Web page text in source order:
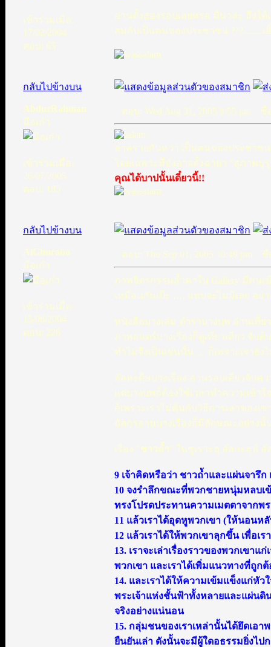
เข้าร่วมเมื่อ:
17/02/2004
ตอบ: 65
อ่านตั้งสองรอบเลยหรอ มิน่าล่ะ ถึงไ
สมกับเป็นคนของประชาชน ???........เ
กลับไปข้างบน
AbdurRahman
มือเก๋า
เข้าร่วมเมื่อ:
26/07/2005
ตอบ: 185
ตอบ: Wed Aug 31, 2005 9:55 pm ชื่
อ่าครายกันหว่า เป็นคนของประชาช
โดยเฉพาะที่บังอาจตั้งฉายา "สุภาพ
คุณได้บาปนั้นเดี๋ยวนี้!!
กลับไปข้างบน
AlGhuraba
มือเก๋า
เข้าร่วมเมื่อ:
15/06/2004
ตอบ: 226
ตอบ: Thu Sep 01, 2005 10:49 pm ชื่
ภาพจิตรกรรมล้ำค่าใน Gallery มีคน
เหมือนกันเป๊ะ …. แทบจะไม่มีเลย อย่
หนังสือบางเล่ม ตำราบางบท อ่านเที่ย
ภาพยนตร์บางเรื่องก็ดูเที่ยวเดียว จั
ทำไมจึงเป็นเช่นนั้น … ก็เพราะเรายัง
อัลหะดีษบางเรื่อง อ่านรอบเดียวจับคว
แต่บางบทก็ต้องใช้เวลาทำความเข้าใ
ก็เพราะเราไม่คุ้นกับวิธีการเล่าของเ
อัลกุรอานบางเรื่องก็มีลักษณะอย่างนั้
เรื่อง "ชาวถ้ำ" ในซูเราะฮฺ อัลกะฮฺฟ์ อั
9 เจ้าคิดหรือว่า ชาวถ้ำและแผ่นจารึ
10 จงรำลึกขณะที่พวกชายหนุ่มหลบเข้
ทรงโปรดประทานความเมตตาจากพ
11 แล้วเราได้อุดหูพวกเขา (ให้นอนห
12 แล้วเราได้ให้พวกเขาลุกขึ้น เพื่อเ
13. เราจะเล่าเรื่องราวของพวกเขา
พวกเขา และเราได้เพิ่มแนวทางที่ถูก
14. และเราได้ให้ความเข้มแข็งแก่หั
พระเจ้าแห่งชั้นฟ้าทั้งหลายและแผ่นดิ
จริงอย่างแน่นอน
15. กลุ่มชนของเราเหล่านั้นได้ยึดเอ
ยืนยันเล่า ดังนั้นจะมีผู้ใดอธรรมยิ่งไป